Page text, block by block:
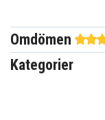
Batterityp
Passar varumärke
Omdömen
Kategorier